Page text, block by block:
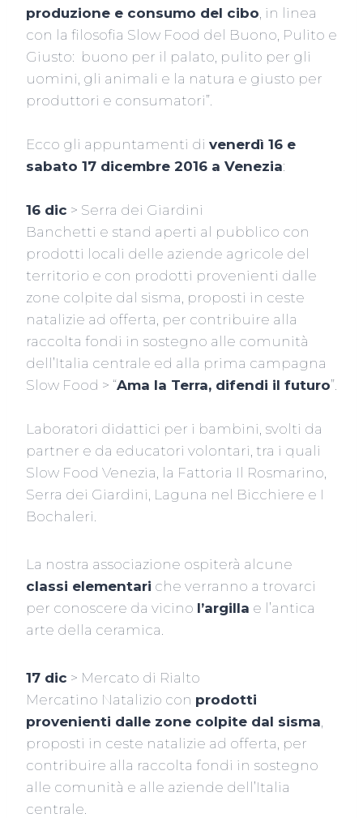
produzione e consumo del cibo , in linea
con la filosofia Slow Food del Buono, Pulito e
Giusto: buono per il palato, pulito per gli
uomini, gli animali e la natura e giusto per
produttori e consumatori”.
Ecco gli appuntamenti di venerdì 16 e
sabato 17 dicembre 2016 a Venezia:
16 dic > Serra dei Giardini
Banchetti e stand aperti al pubblico con
prodotti locali delle aziende agricole del
territorio e con prodotti provenienti dalle
zone colpite dal sisma, proposti in ceste
natalizie ad offerta, per contribuire alla
raccolta fondi in sostegno alle comunità
dell’Italia centrale ed alla prima campagna
Slow Food > “Ama la Terra, difendi il futuro”.
Laboratori didattici per i bambini, svolti da
partner e da educatori volontari, tra i quali
Slow Food Venezia, la Fattoria Il Rosmarino,
Serra dei Giardini, Laguna nel Bicchiere e I
Bochaleri.
La nostra associazione ospiterà alcune
classi elementari che verranno a trovarci
per conoscere da vicino l’argilla e l’antica
arte della ceramica.
17 dic > Mercato di Rialto
Mercatino Natalizio con prodotti
provenienti dalle zone colpite dal sisma
proposti in ceste natalizie ad offerta, per
contribuire alla raccolta fondi in sostegno
alle comunità e alle aziende dell’Italia
centrale.